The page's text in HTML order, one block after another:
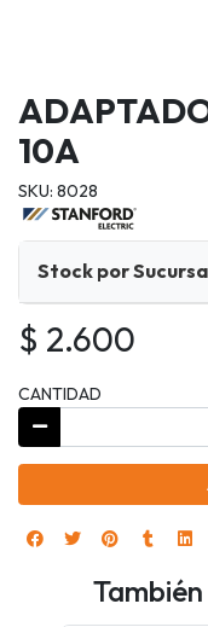
10A
SKU: 8028
Stock por
$ 2.600
CANTIDAD